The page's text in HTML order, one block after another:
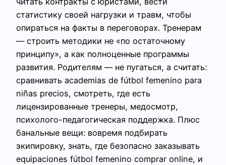
статистику своей нагрузки и травм, чтобы
опираться на факты в переговорах. Тренерам
— строить методики не «по остаточному
принципу», а как полноценные программы
развития. Родителям — не пугаться, а считать:
сравнивать academias de fútbol femenino para
niñas precios, смотреть, где есть
лицензированные тренеры, медосмотр,
психолого-педагогическая поддержка. Плюс
банальные вещи: вовремя подбирать
экипировку, знать, где безопасно заказывать
equipaciones fútbol femenino comprar online, и